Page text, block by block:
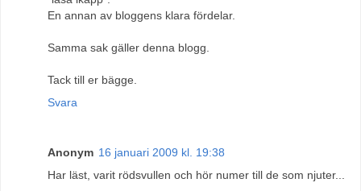
En annan av bloggens klara fördelar.
Samma sak gäller denna blogg.
Tack till er bägge.
Svara
Anonym 16 januari 2009 kl. 19:38
Har läst, varit rödsvullen och hör numer till de som njuter...